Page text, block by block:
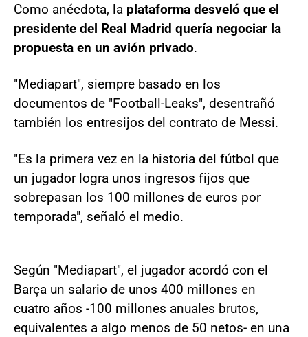
Como anécdota, la plataforma desveló que el
presidente del Real Madrid quería negociar la
propuesta en un avión privado.
"Mediapart", siempre basado en los
documentos de "Football-Leaks", desentrañó
también los entresijos del contrato de Messi.
"Es la primera vez en la historia del fútbol que
un jugador logra unos ingresos fijos que
sobrepasan los 100 millones de euros por
temporada", señaló el medio.
Según "Mediapart", el jugador acordó con el
Barça un salario de unos 400 millones en
cuatro años -100 millones anuales brutos,
equivalentes a algo menos de 50 netos- en una